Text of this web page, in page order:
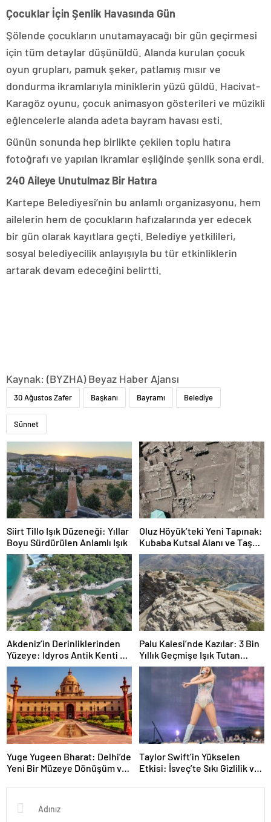
Çocuklar İçin Şenlik Havasında Gün
Şölende çocukların unutamayacağı bir gün geçirmesi
için tüm detaylar düşünüldü. Alanda kurulan çocuk
oyun grupları, pamuk şeker, patlamış mısır ve
dondurma ikramlarıyla miniklerin yüzü güldü. Hacivat-
Karagöz oyunu, çocuk animasyon gösterileri ve müzikli
eğlencelerle alanda adeta bayram havası esti.
Günün sonunda hep birlikte çekilen toplu hatıra
fotoğrafı ve yapılan ikramlar eşliğinde şenlik sona erdi.
240 Aileye Unutulmaz Bir Hatıra
Kartepe Belediyesi’nin bu anlamlı organizasyonu, hem
ailelerin hem de çocukların hafızalarında yer edecek
bir gün olarak kayıtlara geçti. Belediye yetkilileri,
sosyal belediyecilik anlayışıyla bu tür etkinliklerin
artarak devam edeceğini belirtti.
Kaynak: (BYZHA) Beyaz Haber Ajansı
30 Ağustos Zafer Başkanı Bayramı Belediye
Sünnet
Siirt Tillo Işık Düzeneği: Yıllar
Boyu Sürdürülen Anlamlı Işık
Oluz Höyük’teki Yeni Tapınak:
Kubaba Kutsal Alanı ve Taş
Analizleriyle Gün Yüzüne
Çıkıyor
Akdeniz’in Derinliklerinden
Yüzeye: Idyros Antik Kenti ve
Gece Müzeciliğiyle Kemer
Turizmi
Palu Kalesi’nde Kazılar: 3 Bin
Yıllık Geçmişe Işık Tutan
Bulgular
Yuge Yugeen Bharat: Delhi’de
Yeni Bir Müzeye Dönüşüm ve
Taylor Swift’in Yükselen
Etkisi: İsveç’te Sıkı Gizlilik ve